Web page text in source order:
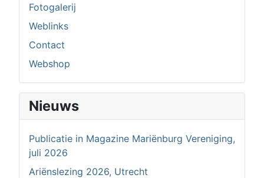
Fotogalerij
Weblinks
Contact
Webshop
Nieuws
Publicatie in Magazine Mariënburg Vereniging,
juli 2026
Ariënslezing 2026, Utrecht